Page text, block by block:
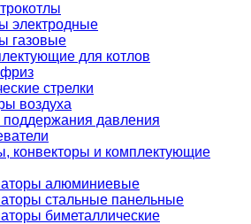
электродные
газовые
для котлов
стрелки
воздуха
поддержания давления
конвекторы и комплектующие
алюминиевые
стальные панельные
биметаллические